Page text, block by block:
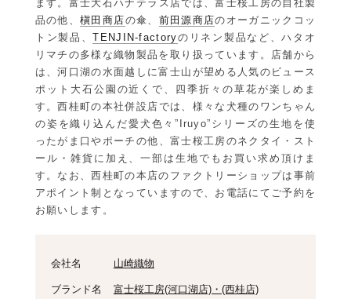
ます。富士大石ハナテラス店では、富士桜工房の自社製
品の他、槇田商店の傘、 前田源商店のオーガニックコッ
トン製品、TENJIN-factoryのリネン製品など、ハタオ
リマチの多様な織物製品を取り扱っています。店舗から
は、河口湖の水面越しに富士山が望める人気のビュース
ポット大石公園の近くで、四季折々の草花が楽しめま
す。西桂町の本社併設店では、様々な犬種のワンちゃん
の姿を織り込んだ愛犬色々”Iruyo”シリーズの生地を使
ったがま口やポーチの他、富士桜工房のネクタイ・スト
ール・雑貨に加え、一部は生地でもお買い求め頂けま
す。なお、西桂町の本店のファクトリーショップは事前
アポイント制となっていますので、お電話にてご予約を
お願いします。
会社名 山崎織物
ブランド名 富士桜工房(河口湖店)・(西桂店)